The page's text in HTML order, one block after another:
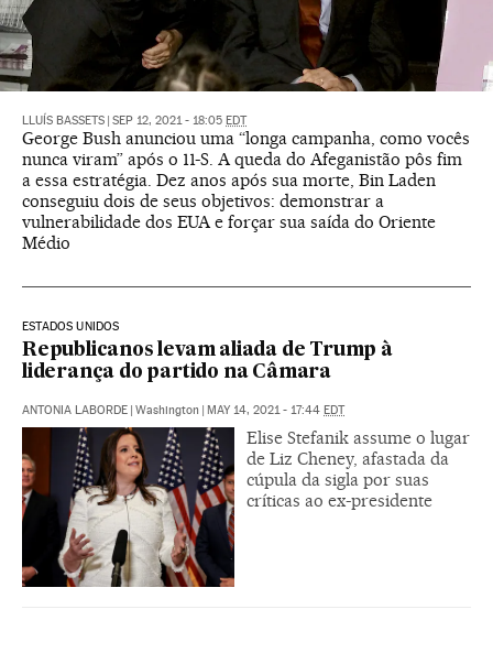
LLUÍS BASSETS SEP 12, 2021 - 18:05 EDT
George Bush anunciou uma “longa campanha, como vocês
nunca viram” após o 11-S. A queda do Afeganistão pôs fim
a essa estratégia. Dez anos após sua morte, Bin Laden
conseguiu dois de seus objetivos: demonstrar a
vulnerabilidade dos EUA e forçar sua saída do Oriente
Médio
ESTADOS UNIDOS
Republicanos levam aliada de Trump à
liderança do partido na Câmara
ANTONIA LABORDE Washington MAY 14, 2021 - 17:44 EDT
Elise Stefanik assume o lugar
de Liz Cheney, afastada da
cúpula da sigla por suas
críticas ao ex-presidente